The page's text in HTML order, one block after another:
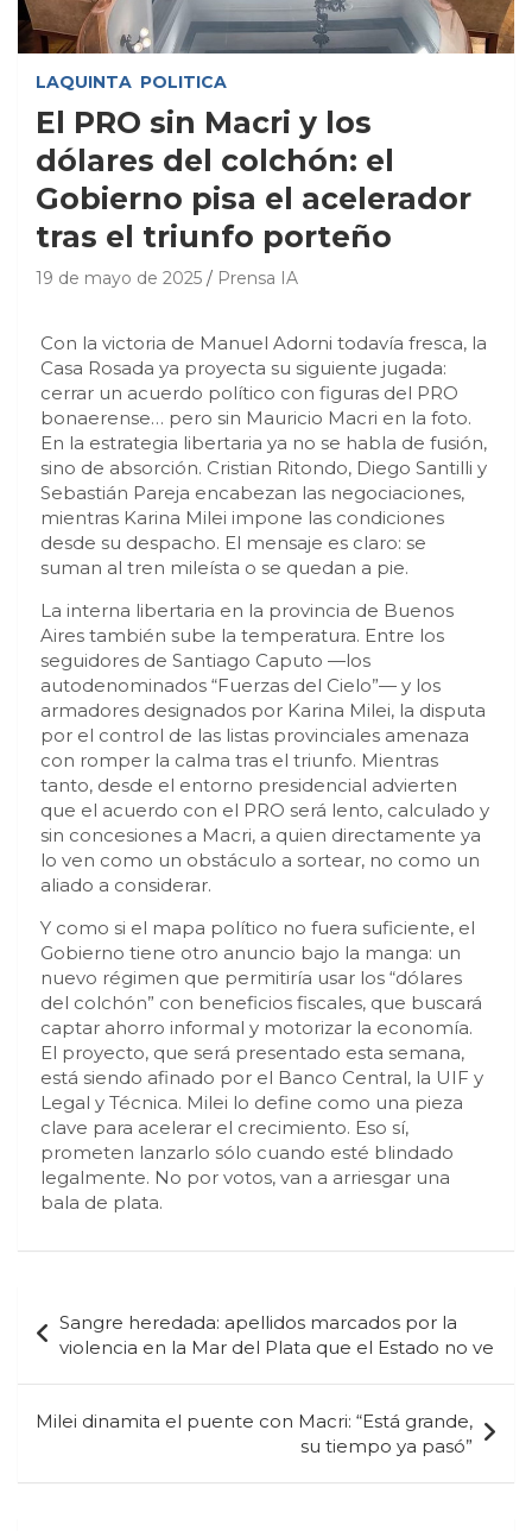
LAQUINTA POLITICA
El PRO sin Macri y los
dólares del colchón: el
Gobierno pisa el acelerador
tras el triunfo porteño
19 de mayo de 2025 Prensa IA
Con la victoria de Manuel Adorni todavía fresca, la
Casa Rosada ya proyecta su siguiente jugada:
cerrar un acuerdo político con figuras del PRO
bonaerense… pero sin Mauricio Macri en la foto.
En la estrategia libertaria ya no se habla de fusión,
sino de absorción. Cristian Ritondo, Diego Santilli y
Sebastián Pareja encabezan las negociaciones,
mientras Karina Milei impone las condiciones
desde su despacho. El mensaje es claro: se
suman al tren mileísta o se quedan a pie.
La interna libertaria en la provincia de Buenos
Aires también sube la temperatura. Entre los
seguidores de Santiago Caputo —los
autodenominados “Fuerzas del Cielo”— y los
armadores designados por Karina Milei, la disputa
por el control de las listas provinciales amenaza
con romper la calma tras el triunfo. Mientras
tanto, desde el entorno presidencial advierten
que el acuerdo con el PRO será lento, calculado y
sin concesiones a Macri, a quien directamente ya
lo ven como un obstáculo a sortear, no como un
aliado a considerar.
Y como si el mapa político no fuera suficiente, el
Gobierno tiene otro anuncio bajo la manga: un
nuevo régimen que permitiría usar los “dólares
del colchón” con beneficios fiscales, que buscará
captar ahorro informal y motorizar la economía.
El proyecto, que será presentado esta semana,
está siendo afinado por el Banco Central, la UIF y
Legal y Técnica. Milei lo define como una pieza
clave para acelerar el crecimiento. Eso sí,
prometen lanzarlo sólo cuando esté blindado
legalmente. No por votos, van a arriesgar una
bala de plata.
de
entradas
Sangre heredada: apellidos marcados por la
violencia en la Mar del Plata que el Estado no ve
Milei dinamita el puente con Macri: “Está grande,
su tiempo ya pasó”